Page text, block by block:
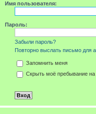
Имя пользователя:
Пароль:
Забыли пароль?
Повторно выслать письмо для
Запомнить меня
Скрыть моё пребывание на